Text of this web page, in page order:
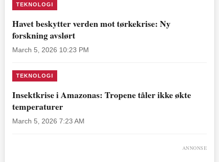
TEKNOLOGI
Havet beskytter verden mot tørkekrise: Ny
forskning avslørt
March 5, 2026 10:23 PM
TEKNOLOGI
Insektkrise i Amazonas: Tropene tåler ikke økte
temperaturer
March 5, 2026 7:23 AM
ANNONSE